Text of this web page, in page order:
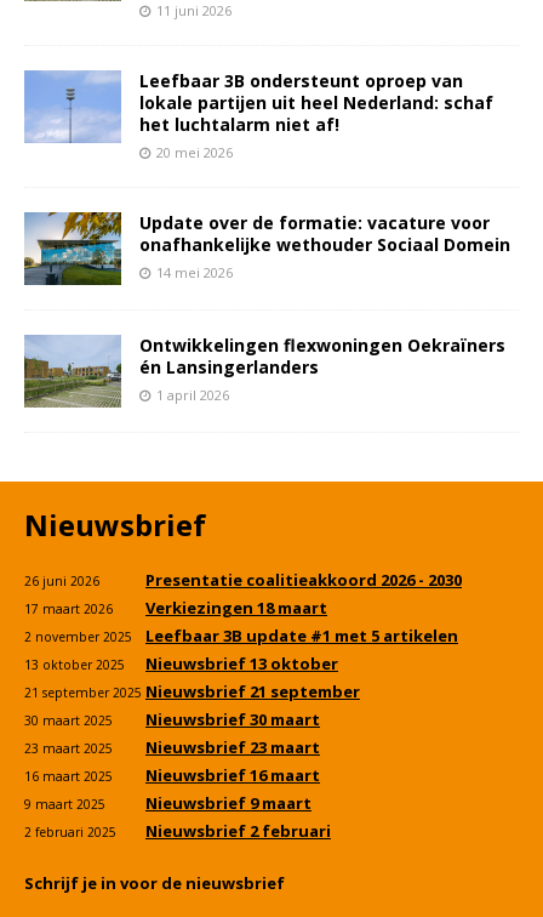
11 juni 2026
Leefbaar 3B ondersteunt oproep van
lokale partijen uit heel Nederland: schaf
het luchtalarm niet af!
20 mei 2026
Update over de formatie: vacature voor
onafhankelijke wethouder Sociaal Domein
14 mei 2026
Ontwikkelingen flexwoningen Oekraïners
én Lansingerlanders
1 april 2026
Nieuwsbrief
26 juni 2026 Presentatie coalitieakkoord 2026 - 2030
17 maart 2026 Verkiezingen 18 maart
2 november 2025 Leefbaar 3B update #1 met 5 artikelen
13 oktober 2025 Nieuwsbrief 13 oktober
21 september 2025 Nieuwsbrief 21 september
30 maart 2025 Nieuwsbrief 30 maart
23 maart 2025 Nieuwsbrief 23 maart
16 maart 2025 Nieuwsbrief 16 maart
9 maart 2025 Nieuwsbrief 9 maart
2 februari 2025 Nieuwsbrief 2 februari
Schrijf je in voor de nieuwsbrief